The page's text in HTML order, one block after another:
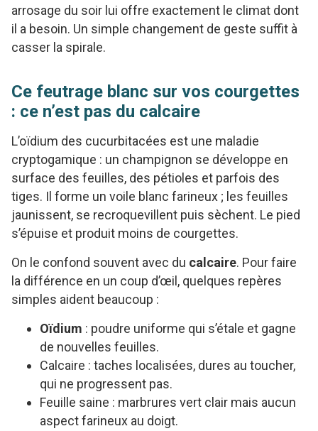
arrosage du soir lui offre exactement le climat dont
il a besoin. Un simple changement de geste suffit à
casser la spirale.
Ce feutrage blanc sur vos courgettes
: ce n’est pas du calcaire
L’oïdium des cucurbitacées est une maladie
cryptogamique : un champignon se développe en
surface des feuilles, des pétioles et parfois des
tiges. Il forme un voile blanc farineux ; les feuilles
jaunissent, se recroquevillent puis sèchent. Le pied
s’épuise et produit moins de courgettes.
On le confond souvent avec du calcaire. Pour faire
la différence en un coup d’œil, quelques repères
simples aident beaucoup :
Oïdium : poudre uniforme qui s’étale et gagne
de nouvelles feuilles.
Calcaire : taches localisées, dures au toucher,
qui ne progressent pas.
Feuille saine : marbrures vert clair mais aucun
aspect farineux au doigt.